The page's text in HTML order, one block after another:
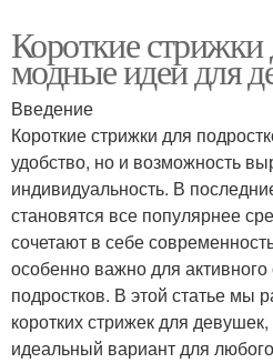
Короткие стрижки
модные идеи для
Введение
Короткие стрижки для
удобство, но и возможность
индивидуальность. В
становятся все популярнее
сочетают в себе
особенно важно для
подростков. В этой статье мы
коротких стрижек для
идеальный вариант для